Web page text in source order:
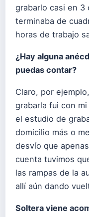
grabarlo casi en 3
terminaba de
horas de trabajo
¿Hay alguna
puedas contar?
Claro, por
grabarla fui con
el estudio de
domicilio más o
desvío que
cuenta tuvimos
las rampas de la
allí aún dando
Soltera viene